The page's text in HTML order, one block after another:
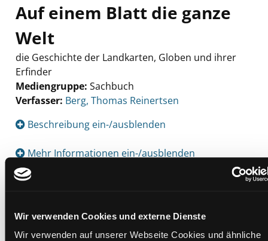
Wir verwenden Cookies und externe Dienste
Wir verwenden auf unserer Webseite Cookies und ähnliche
Auf einem Blatt die ganze
Welt
die Geschichte der Landkarten, Globen und ihrer
Erfinder
Mediengruppe: Sachbuch
Verfasser: Suche nach diesem Verfasser
Berg, Thomas Reinertsen
Beschreibung ein-/ausblenden
Mehr Informationen ein-/ausblenden
Exemplare
Zweigstelle: Süd - Lauzilgasse